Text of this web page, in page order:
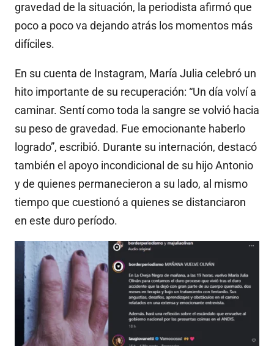
gravedad de la situación, la periodista afirmó que
poco a poco va dejando atrás los momentos más
difíciles.
En su cuenta de Instagram, María Julia celebró un
hito importante de su recuperación: “Un día volví a
caminar. Sentí como toda la sangre se volvió hacia
su peso de gravedad. Fue emocionante haberlo
logrado”, escribió. Durante su internación, destacó
también el apoyo incondicional de su hijo Antonio
y de quienes permanecieron a su lado, al mismo
tiempo que cuestionó a quienes se distanciaron
en este duro período.